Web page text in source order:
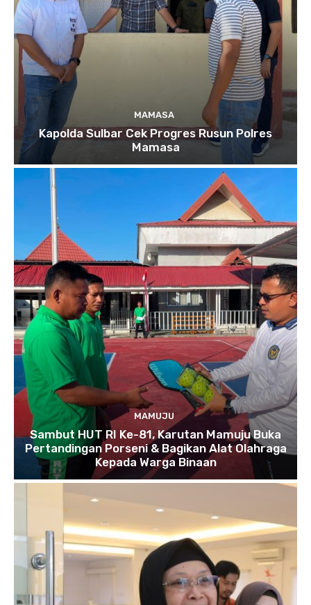
MAMASA
Kapolda Sulbar Cek Progres Rusun Polres
Mamasa
MAMUJU
Sambut HUT RI Ke-81, Karutan Mamuju Buka
Pertandingan Porseni & Bagikan Alat Olahraga
Kepada Warga Binaan